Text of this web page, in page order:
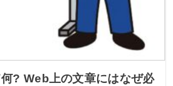
何? Web上の文章にはなぜ必